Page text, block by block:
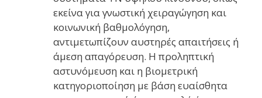
εκείνα για γνωστική χειραγώγηση και
κοινωνική βαθμολόγηση,
αντιμετωπίζουν αυστηρές απαιτήσεις ή
άμεση απαγόρευση. Η προληπτική
αστυνόμευση και η βιομετρική
κατηγοριοποίηση με βάση ευαίσθητα